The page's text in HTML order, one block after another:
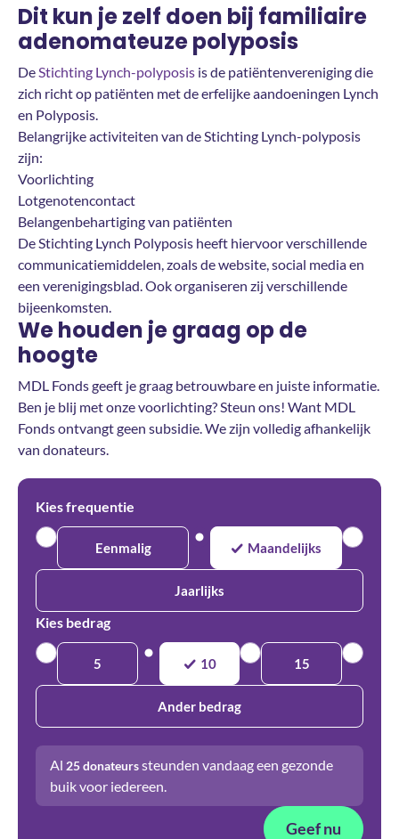
Dit kun je zelf doen bij familiaire
adenomateuze polyposis
De Stichting Lynch-polyposis is de patiëntenvereniging die
zich richt op patiënten met de erfelijke aandoeningen Lynch
en Polyposis.
Belangrijke activiteiten van de Stichting Lynch-polyposis
zijn:
Voorlichting
Lotgenotencontact
Belangenbehartiging van patiënten
De Stichting Lynch Polyposis heeft hiervoor verschillende
communicatiemiddelen, zoals de website, social media en
een verenigingsblad. Ook organiseren zij verschillende
bijeenkomsten.
We houden je graag op de
hoogte
MDL Fonds geeft je graag betrouwbare en juiste informatie.
Ben je blij met onze voorlichting? Steun ons! Want MDL
Fonds ontvangt geen subsidie. We zijn volledig afhankelijk
van donateurs.
Kies frequentie
Eenmalig Maandelijks
Jaarlijks
Kies bedrag
5 10 15
Ander bedrag
Al 25donateurssteunden vandaag een gezonde
buik voor iedereen.
Geef nu